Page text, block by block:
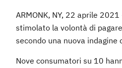
ARMONK, NY, 22 aprile
stimolato la volontà di
secondo una nuova
Nove consumatori su 10